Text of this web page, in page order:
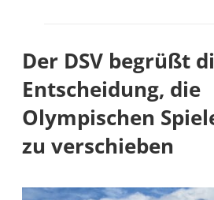
Der DSV begrüßt
Entscheidung, die
Olympischen
zu verschieben